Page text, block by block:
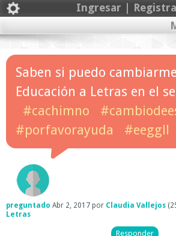
Ingresar |
Saben si puedo
Educación a Letras en el
#cachimno
#porfavorayuda
#eeggll
preguntado Abr 2, 2017 por Claudia Vallejos (
Letras